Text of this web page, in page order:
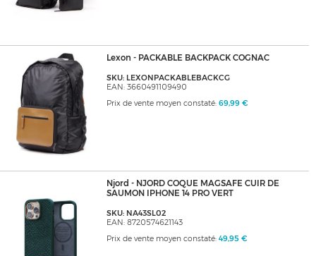
Lexon - PACKABLE BACKPACK COGNAC
SKU: LEXONPACKABLEBACKCG
EAN: 3660491109490
Prix de vente moyen constaté: 69,99 €
Njord - NJORD COQUE MAGSAFE CUIR DE
SAUMON IPHONE 14 PRO VERT
SKU: NA43SL02
EAN: 8720574621143
Prix de vente moyen constaté: 49,95 €